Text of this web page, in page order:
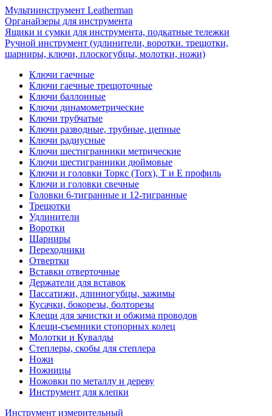
Мультиинструмент Leatherman
Органайзеры для инструмента
Ящики и сумки для инструмента, подкатные тележки
Ручной инструмент (удлинители, воротки. трещотки,
шарниры, ключи, плоскогубцы, молотки, ножи)
Ключи гаечные
Ключи гаечные трещоточные
Ключи баллонные
Ключи динамометрические
Ключи трубчатые
Ключи разводные, трубные, цепные
Ключи радиусные
Ключи шестигранники метрические
Ключи шестигранники дюймовые
Ключи и головки Торкс (Torx), Т и Е профиль
Ключи и головки свечные
Головки 6-тигранные и 12-тигранные
Трещотки
Удлинители
Воротки
Шарниры
Переходники
Отвертки
Вставки отверточные
Держатели для вставок
Пассатижи, длинногубцы, зажимы
Кусачки, бокорезы, болторезы
Клещи для зачистки и обжима проводов
Клещи-съемники стопорных колец
Молотки и Кувалды
Степлеры, скобы для степлера
Ножи
Ножницы
Ножовки по металлу и дереву
Инструмент для клепки
Инструмент измерительный